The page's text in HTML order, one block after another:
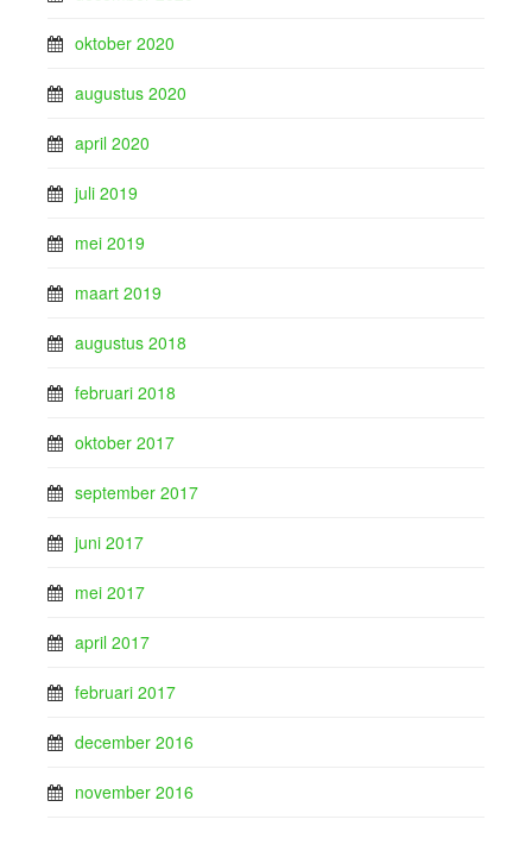
oktober 2020
augustus 2020
april 2020
juli 2019
mei 2019
maart 2019
augustus 2018
februari 2018
oktober 2017
september 2017
juni 2017
mei 2017
april 2017
februari 2017
december 2016
november 2016